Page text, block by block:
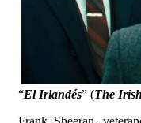
“El Irlandés” (The